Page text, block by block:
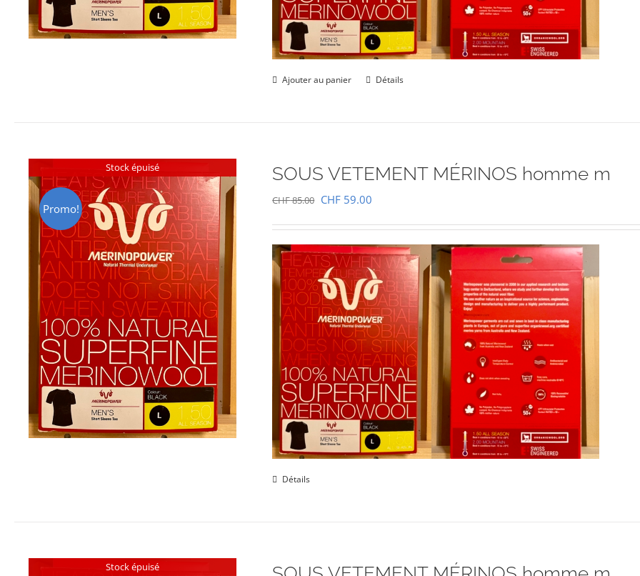
Ajouter au panier Détails
Stock épuisé
Promo!
SOUS VETEMENT MÉRINOS homme m
CHF85.00 Le
initial
était :
CHF 85.00.
CHF 59.00
actuel
est :
CHF 59.00.
Détails
Stock épuisé